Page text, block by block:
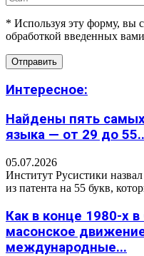
* Используя эту форму, вы
обработкой введенных
Интересное:
Найдены пять
языка — от 29 до
05.07.2026
Институт Русистики
из патента на 55 букв,
Как в конце 1980-х
масонское
международные...